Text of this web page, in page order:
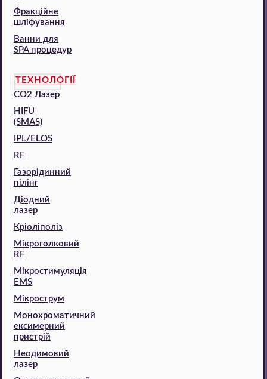
Фракційне
шліфування
Ванни для
SPA процедур
ТЕХНОЛОГІЇ
CO2 Лазер
HIFU
(SMAS)
IPL/ELOS
RF
Газорідинний
пілінг
Діодний
лазер
Кріоліполіз
Мікроголковий
RF
Мікростимуляція
EMS
Мікрострум
Монохроматичний
ексимерний
пристрій
Неодимовий
лазер